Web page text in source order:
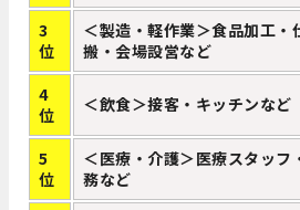
3
位
＜製造・軽作業＞食品加工・
搬・会場設営など
4
位
＜飲食＞接客・キッチンなど
5
位
＜医療・介護＞医療スタッフ
務など